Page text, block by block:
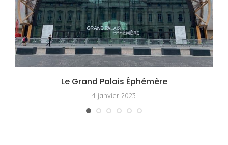
Le Grand Palais Éphémère
4 janvier 2023